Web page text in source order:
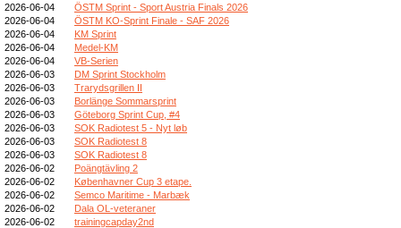
2026-06-04
ÖSTM Sprint - Sport Austria Finals 2026
2026-06-04
ÖSTM KO-Sprint Finale - SAF 2026
2026-06-04
KM Sprint
2026-06-04
Medel-KM
2026-06-04
VB-Serien
2026-06-03
DM Sprint Stockholm
2026-06-03
Trarydsgrillen II
2026-06-03
Borlänge Sommarsprint
2026-06-03
Göteborg Sprint Cup, #4
2026-06-03
SOK Radiotest 5 - Nyt løb
2026-06-03
SOK Radiotest 8
2026-06-03
SOK Radiotest 8
2026-06-02
Poängtävling 2
2026-06-02
Københavner Cup 3 etape.
2026-06-02
Semco Maritime - Marbæk
2026-06-02
Dala OL-veteraner
2026-06-02
trainingcapday2nd